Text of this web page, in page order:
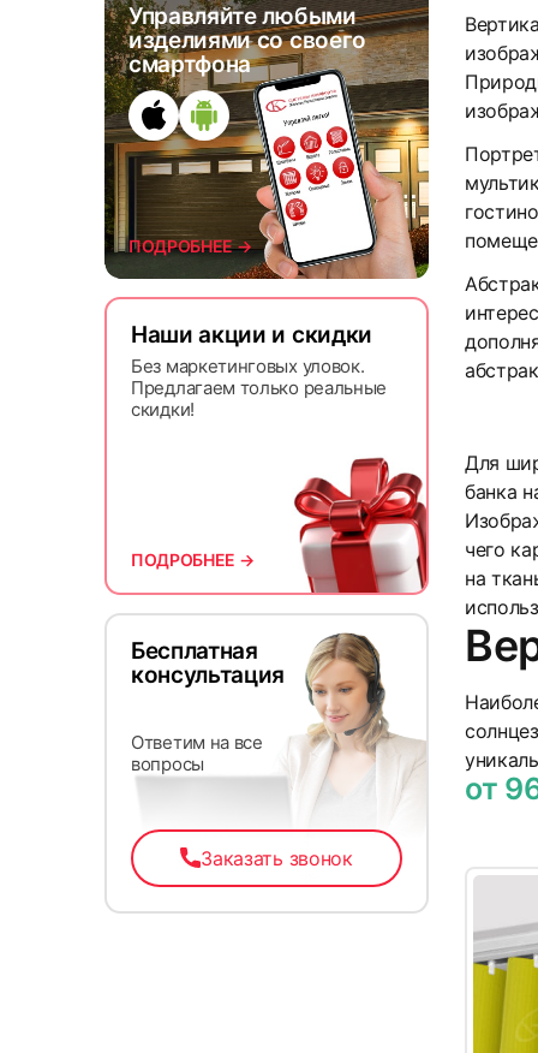
Управляйте любыми
изделиями со своего
смартфона
ПОДРОБНЕЕ →
Наши акции и скидки
Без маркетинговых уловок.
Предлагаем только реальные
скидки!
ПОДРОБНЕЕ →
Бесплатная
консультация
Ответим на все
вопросы
Заказать звонок
16
Для
банка
чего
на
от